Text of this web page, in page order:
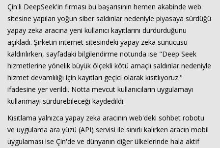
Çin'li DeepSeek'in firması bu başarısının hemen akabinde web
sitesine yapılan yoğun siber saldırılar nedeniyle piyasaya sürdüğü
yapay zeka aracına yeni kullanıcı kayıtlarını durdurduğunu
açıkladı. Şirketin internet sitesindeki yapay zeka sunucusu
kaldırılırken, sayfadaki bilgilendirme notunda ise "Deep Seek
hizmetlerine yönelik büyük ölçekli kötü amaçlı saldırılar nedeniyle
hizmet devamlılığı için kayıtları geçici olarak kısıtlıyoruz."
ifadesine yer verildi. Notta mevcut kullanıcıların uygulamayı
kullanmayı sürdürebileceği kaydedildi.
Kısıtlama yalnızca yapay zeka aracının web'deki sohbet robotu
ve uygulama ara yüzü (API) servisi ile sınırlı kalırken aracın mobil
uygulaması ise Çin'de ve dünyanın diğer ülkelerinde hala aktif